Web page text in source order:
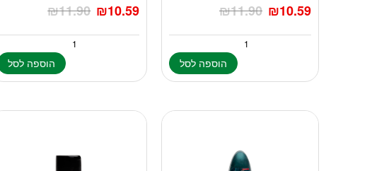
₪11.90 ₪10.59
הוספה לסל
₪11.90 ₪10.59
הוספה לסל